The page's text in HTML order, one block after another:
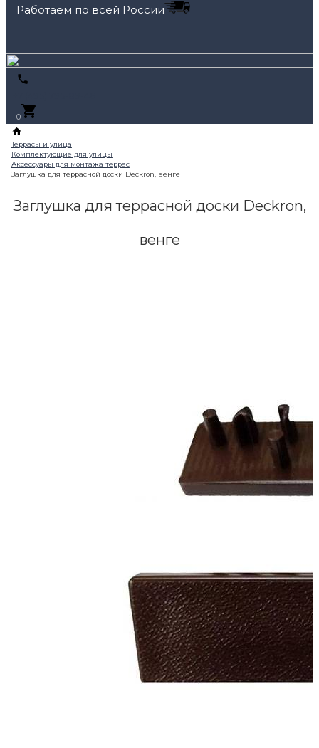
Работаем по всей России
0
Заглушка для террасной доски Deckron,
венге